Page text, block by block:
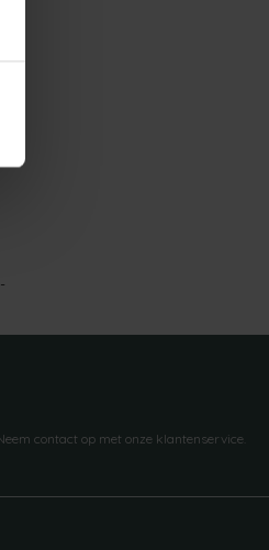
contact op met onze klantenservice.